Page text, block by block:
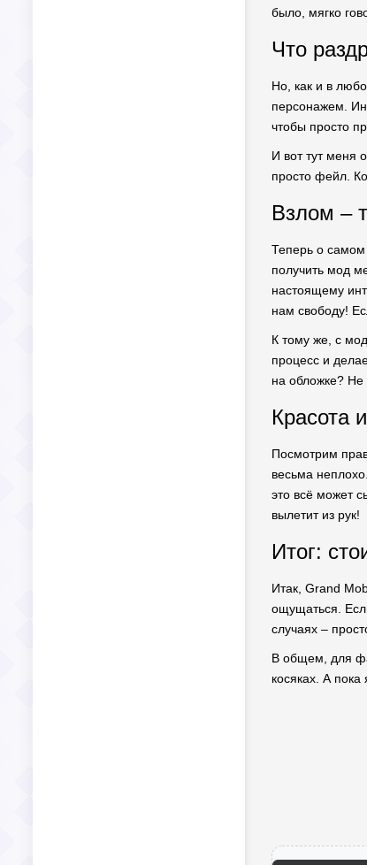
было, мягко
Что
Но, как и в
персонажем.
чтобы просто
И вот тут меня
просто фейл.
Взлом –
Теперь о самом
получить мод
настоящему
нам свободу!
К тому же, с
процесс и
на обложке? Не
Красота
Посмотрим
весьма
это всё может
вылетит из рук!
Итог:
Итак, Grand
ощущаться.
случаях –
В общем, для
косяках. А